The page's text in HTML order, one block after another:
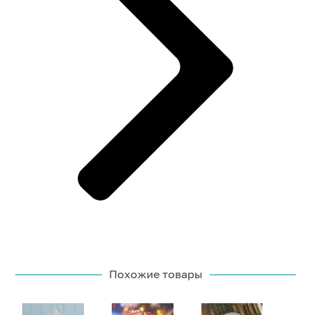
Похожие товары